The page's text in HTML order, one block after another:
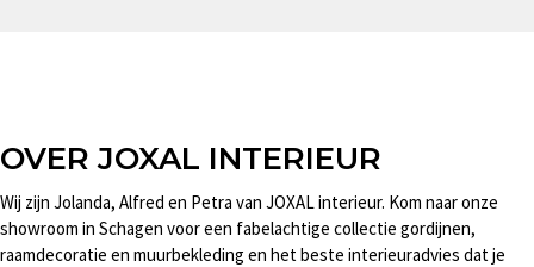
OVER JOXAL INTERIEUR
Wij zijn Jolanda, Alfred en Petra van JOXAL interieur. Kom naar onze
showroom in Schagen voor een fabelachtige collectie gordijnen,
raamdecoratie en muurbekleding en het beste interieuradvies dat je